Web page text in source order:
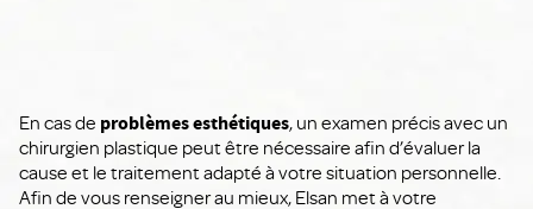
En cas de problèmes esthétiques, un examen précis avec un
chirurgien plastique peut être nécessaire afin d’évaluer la
cause et le traitement adapté à votre situation personnelle.
Afin de vous renseigner au mieux, Elsan met à votre